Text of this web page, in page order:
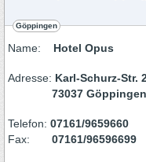
Göppingen
Name: Hotel Opus
Adresse: Karl-Schurz-Str.
73037 Göppingen
Telefon: 07161/9659660
Fax: 07161/96596699